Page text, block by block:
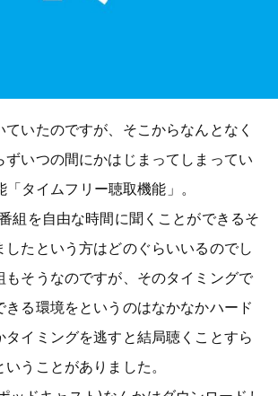
いたのですが、そこからなんとなく
ずいつの間にかはじまってしまってい
タイムフリー聴取機能」。
組を自由な時間に聞くことができるそ
したという方はどのぐらいいるのでし
もそうなのですが、そのタイミングで
きる環境をというのはなかなかハード
タイミングを逃すと結局聴くことすら
うことがありました。